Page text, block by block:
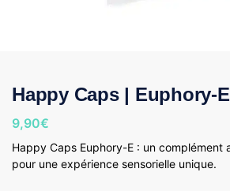
Happy Caps | Euphory-E
9,90€
Happy Caps Euphory-E : un complément
pour une expérience sensorielle unique.